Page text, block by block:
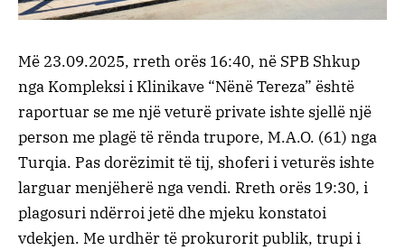
Më 23.09.2025, rreth orës 16:40, në SPB Shkup
nga Kompleksi i Klinikave “Nënë Tereza” është
raportuar se me një veturë private ishte sjellë një
person me plagë të rënda trupore, M.A.O. (61) nga
Turqia. Pas dorëzimit të tij, shoferi i veturës ishte
larguar menjëherë nga vendi. Rreth orës 19:30, i
plagosuri ndërroi jetë dhe mjeku konstatoi
vdekjen. Me urdhër të prokurorit publik, trupi i